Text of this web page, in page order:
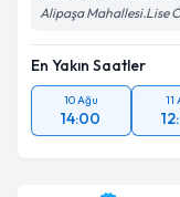
Alipaşa Mahallesi.Lise
En Yakın Saatler
10 Ağu
14:00
11